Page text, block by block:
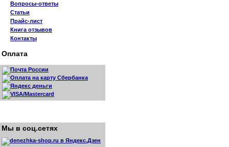
Вопросы-ответы
Статьи
Прайс-лист
Книга отзывов
Контакты
Оплата
Мы в соц.сетях